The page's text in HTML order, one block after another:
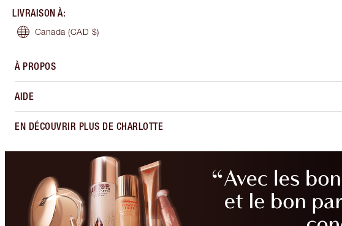
LIVRAISON À:
Canada (CAD $)
À PROPOS
AIDE
EN DÉCOUVRIR PLUS DE CHARLOTTE